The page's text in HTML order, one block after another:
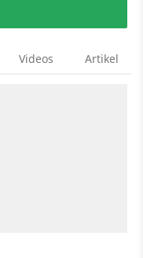
Videos Artikel